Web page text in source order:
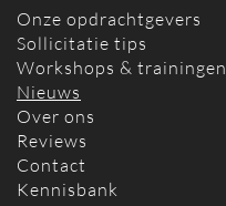
Onze opdrachtgevers
Sollicitatie tips
Workshops & trainingen
Nieuws
Over ons
Reviews
Contact
Kennisbank